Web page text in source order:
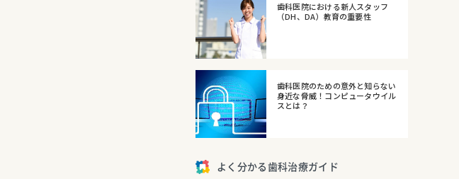
歯科医院における新人スタッフ
（DH、DA）教育の重要性
歯科医院のための意外と知らない
身近な脅威！コンピュータウイル
スとは？
よく分かる歯科治療ガイド